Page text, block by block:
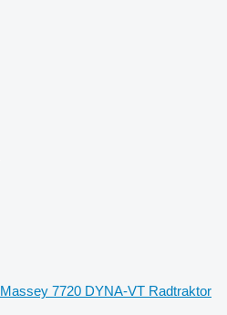
Massey 7720 DYNA-VT Radtraktor